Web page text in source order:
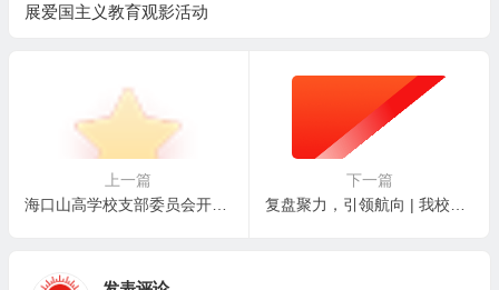
展爱国主义教育观影活动
上一篇
海口山高学校支部委员会开展爱国主义教育观影活动
下一篇